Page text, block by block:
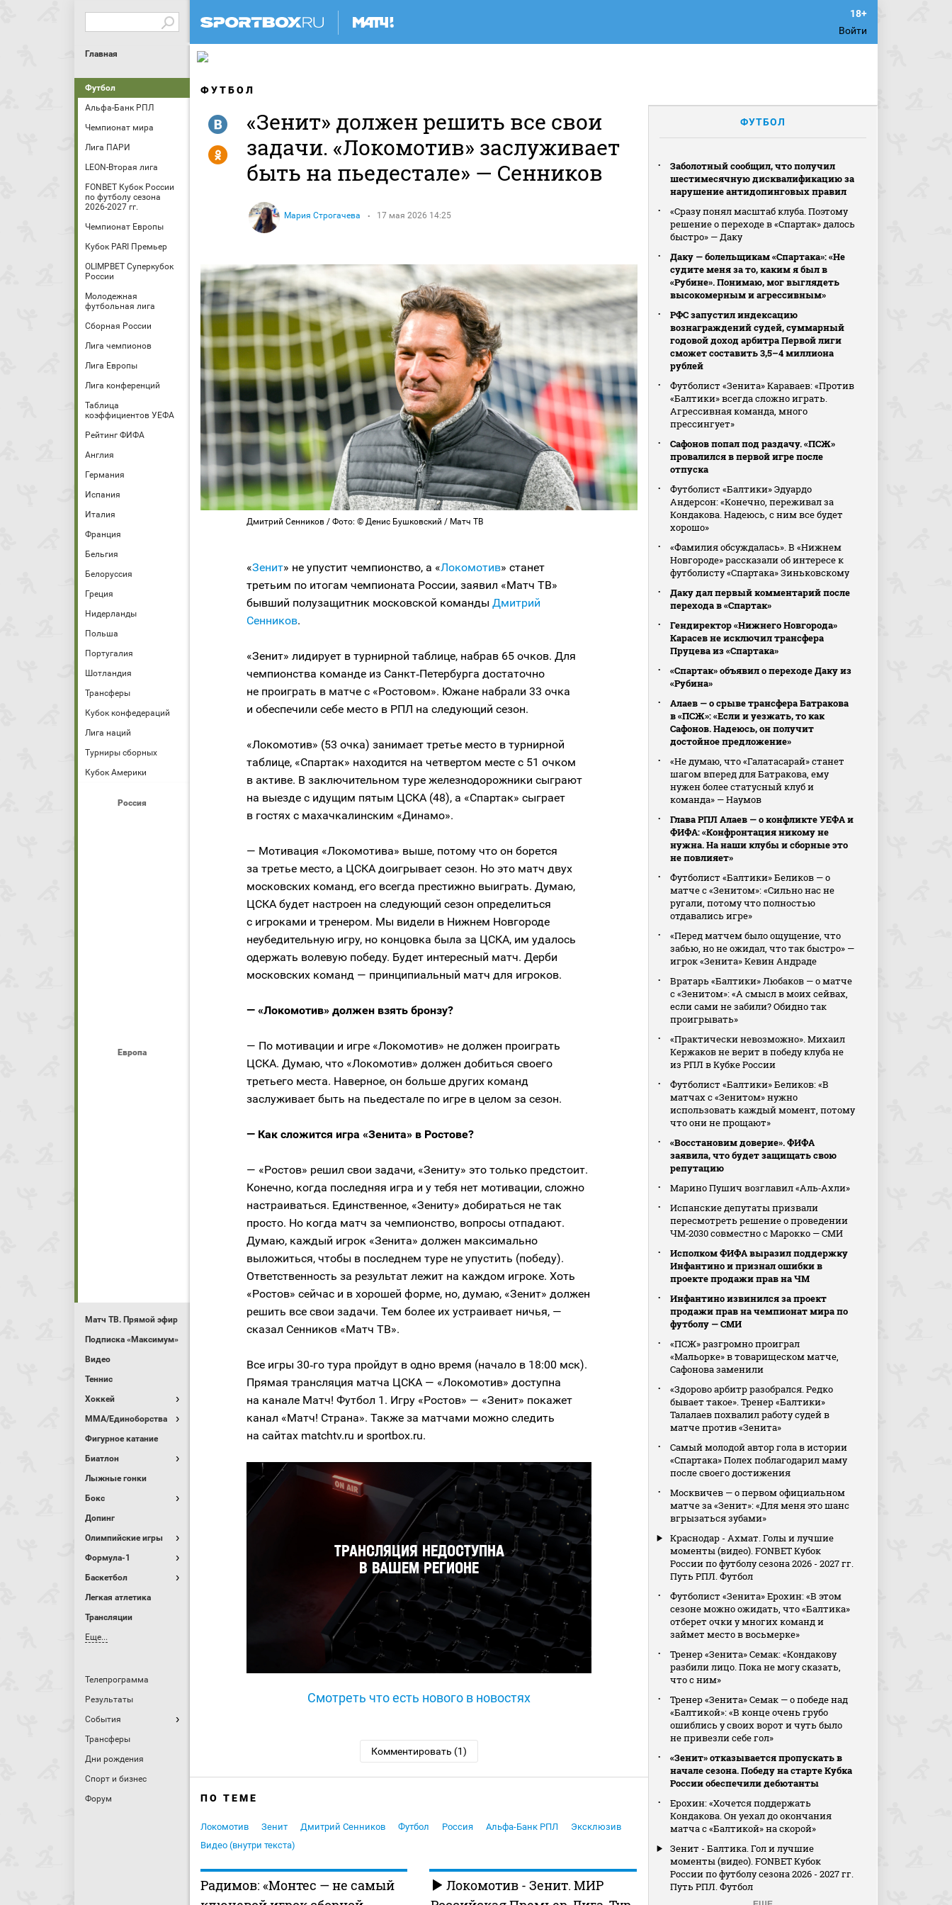
Войти
Главная
Футбол
Альфа-Банк РПЛ
Чемпионат мира
Лига ПАРИ
LEON-Вторая лига
FONBET Кубок России
по футболу сезона
2026-2027 гг.
Чемпионат Европы
Кубок PARI Премьер
OLIMPBET Суперкубок
России
Молодежная
футбольная лига
Сборная России
Лига чемпионов
Лига Европы
Лига конференций
Таблица
коэффициентов УЕФА
Рейтинг ФИФА
Англия
Германия
Испания
Италия
Франция
Бельгия
Белоруссия
Греция
Нидерланды
Польша
Португалия
Шотландия
Трансферы
Кубок конфедераций
Лига наций
Турниры сборных
Кубок Америки
Россия
Европа
Матч ТВ. Прямой эфир
Подписка «Максимум»
Видео
Теннис
Хоккей
MMA/Единоборства
Фигурное катание
Биатлон
Лыжные гонки
Бокс
Допинг
Олимпийские игры
Формула-1
Баскетбол
Легкая атлетика
Трансляции
Еще...
Телепрограмма
Результаты
События
Трансферы
Дни рождения
Спорт и бизнес
Форум
ФУТБОЛ
«Зенит» должен решить все свои
задачи. «Локомотив» заслуживает
быть на пьедестале» — Сенников
Мария Строгачева 17 мая 2026 14:25
R
Y
Дмитрий Сенников / Фото: © Денис Бушковский / Матч ТВ
«Зенит» не упустит чемпионство, а «Локомотив» станет
третьим по итогам чемпионата России, заявил «Матч ТВ»
бывший полузащитник московской команды Дмитрий
Сенников.
«Зенит» лидирует в турнирной таблице, набрав 65 очков. Для
чемпионства команде из Санкт‑Петербурга достаточно
не проиграть в матче с «Ростовом». Южане набрали 33 очка
и обеспечили себе место в РПЛ на следующий сезон.
«Локомотив» (53 очка) занимает третье место в турнирной
таблице, «Спартак» находится на четвертом месте с 51 очком
в активе. В заключительном туре железнодорожники сыграют
на выезде с идущим пятым ЦСКА (48), а «Спартак» сыграет
в гостях с махачкалинским «Динамо».
— Мотивация «Локомотива» выше, потому что он борется
за третье место, а ЦСКА доигрывает сезон. Но это матч двух
московских команд, его всегда престижно выиграть. Думаю,
ЦСКА будет настроен на следующий сезон определиться
с игроками и тренером. Мы видели в Нижнем Новгороде
неубедительную игру, но концовка была за ЦСКА, им удалось
одержать волевую победу. Будет интересный матч. Дерби
московских команд — принципиальный матч для игроков.
— «Локомотив» должен взять бронзу?
— По мотивации и игре «Локомотив» не должен проиграть
ЦСКА. Думаю, что «Локомотив» должен добиться своего
третьего места. Наверное, он больше других команд
заслуживает быть на пьедестале по игре в целом за сезон.
— Как сложится игра «Зенита» в Ростове?
— «Ростов» решил свои задачи, «Зениту» это только предстоит.
Конечно, когда последняя игра и у тебя нет мотивации, сложно
настраиваться. Единственное, «Зениту» добираться не так
просто. Но когда матч за чемпионство, вопросы отпадают.
Думаю, каждый игрок «Зенита» должен максимально
выложиться, чтобы в последнем туре не упустить (победу).
Ответственность за результат лежит на каждом игроке. Хоть
«Ростов» сейчас и в хорошей форме, но, думаю, «Зенит» должен
решить все свои задачи. Тем более их устраивает ничья, —
сказал Сенников «Матч ТВ».
Все игры 30‑го тура пройдут в одно время (начало в 18:00 мск).
Прямая трансляция матча ЦСКА — «Локомотив» доступна
на канале Матч! Футбол 1. Игру «Ростов» — «Зенит» покажет
канал «Матч! Страна». Также за матчами можно следить
на сайтах matchtv.ru и sportbox.ru.
Смотреть что есть нового в новостях
Комментировать (1)
ПО ТЕМЕ
Локомотив Зенит Дмитрий Сенников Футбол Россия Альфа-Банк РПЛ
Эксклюзив
Видео (внутри текста)
Радимов: «Монтес — не самый
Локомотив - Зенит. МИР
ФУТБОЛ
Заболотный сообщил, что получил
шестимесячную дисквалификацию за
нарушение антидопинговых правил
«Сразу понял масштаб клуба. Поэтому
решение о переходе в «Спартак» далось
быстро» — Даку
Даку — болельщикам «Спартака»: «Не
судите меня за то, каким я был в
«Рубине». Понимаю, мог выглядеть
высокомерным и агрессивным»
РФС запустил индексацию
вознаграждений судей, суммарный
годовой доход арбитра Первой лиги
сможет составить 3,5–4 миллиона
рублей
Футболист «Зенита» Караваев: «Против
«Балтики» всегда сложно играть.
Агрессивная команда, много
прессингует»
Сафонов попал под раздачу. «ПСЖ»
провалился в первой игре после
отпуска
Футболист «Балтики» Эдуардо
Андерсон: «Конечно, переживал за
Кондакова. Надеюсь, с ним все будет
хорошо»
«Фамилия обсуждалась». В «Нижнем
Новгороде» рассказали об интересе к
футболисту «Спартака» Зиньковскому
Даку дал первый комментарий после
перехода в «Спартак»
Гендиректор «Нижнего Новгорода»
Карасев не исключил трансфера
Пруцева из «Спартака»
«Спартак» объявил о переходе Даку из
«Рубина»
Алаев — о срыве трансфера Батракова
в «ПСЖ»: «Если и уезжать, то как
Сафонов. Надеюсь, он получит
достойное предложение»
«Не думаю, что «Галатасарай» станет
шагом вперед для Батракова, ему
нужен более статусный клуб и
команда» — Наумов
Глава РПЛ Алаев — о конфликте УЕФА и
ФИФА: «Конфронтация никому не
нужна. На наши клубы и сборные это
не повлияет»
Футболист «Балтики» Беликов — о
матче с «Зенитом»: «Сильно нас не
ругали, потому что полностью
отдавались игре»
«Перед матчем было ощущение, что
забью, но не ожидал, что так быстро» —
игрок «Зенита» Кевин Андраде
Вратарь «Балтики» Любаков — о матче
с «Зенитом»: «А смысл в моих сейвах,
если сами не забили? Обидно так
проигрывать»
«Практически невозможно». Михаил
Кержаков не верит в победу клуба не
из РПЛ в Кубке России
Футболист «Балтики» Беликов: «В
матчах с «Зенитом» нужно
использовать каждый момент, потому
что они не прощают»
«Восстановим доверие». ФИФА
заявила, что будет защищать свою
репутацию
Марино Пушич возглавил «Аль‑Ахли»
Испанские депутаты призвали
пересмотреть решение о проведении
ЧМ‑2030 совместно с Марокко — СМИ
Исполком ФИФА выразил поддержку
Инфантино и признал ошибки в
проекте продажи прав на ЧМ
Инфантино извинился за проект
продажи прав на чемпионат мира по
футболу — СМИ
«ПСЖ» разгромно проиграл
«Мальорке» в товарищеском матче,
Сафонова заменили
«Здорово арбитр разобрался. Редко
бывает такое». Тренер «Балтики»
Талалаев похвалил работу судей в
матче против «Зенита»
Самый молодой автор гола в истории
«Спартака» Полех поблагодарил маму
после своего достижения
Москвичев — о первом официальном
матче за «Зенит»: «Для меня это шанс
вгрызаться зубами»
Краснодар - Ахмат. Голы и лучшие
моменты (видео). FONBET Кубок
России по футболу сезона 2026 - 2027 гг.
Путь РПЛ. Футбол
Футболист «Зенита» Ерохин: «В этом
сезоне можно ожидать, что «Балтика»
отберет очки у многих команд и
займет место в восьмерке»
Тренер «Зенита» Семак: «Кондакову
разбили лицо. Пока не могу сказать,
что с ним»
Тренер «Зенита» Семак — о победе над
«Балтикой»: «В конце очень грубо
ошиблись у своих ворот и чуть было
не привезли себе гол»
«Зенит» отказывается пропускать в
начале сезона. Победу на старте Кубка
России обеспечили дебютанты
Ерохин: «Хочется поддержать
Кондакова. Он уехал до окончания
матча с «Балтикой» на скорой»
Зенит - Балтика. Гол и лучшие
моменты (видео). FONBET Кубок
России по футболу сезона 2026 - 2027 гг.
Путь РПЛ. Футбол